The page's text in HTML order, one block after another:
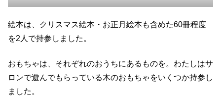
絵本は、クリスマス絵本・お正月絵本も含めた60冊程度
を2人で持参しました。
おもちゃは、それぞれのおうちにあるものを。わたしはサ
ロンで遊んでもらっている木のおもちゃをいくつか持参し
ました。